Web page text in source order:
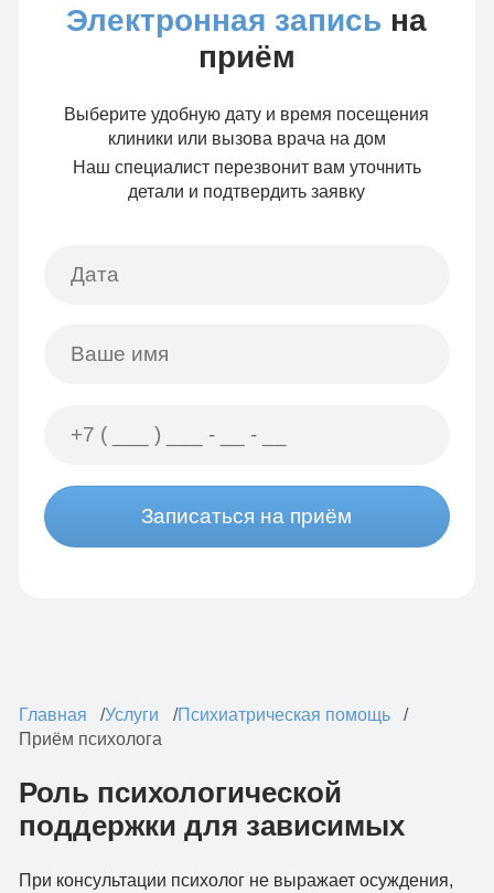
Электронная запись на
приём
Выберите удобную дату и время посещения
клиники или вызова врача на дом
Наш специалист перезвонит вам уточнить
детали и подтвердить заявку
Записаться на приём
Главная Услуги
Психиатрическая помощь
Приём психолога
Роль психологической
поддержки для зависимых
При консультации психолог не выражает осуждения,